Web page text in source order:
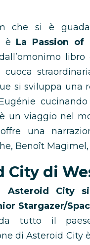
che si è
è La Passion
cuoca
si sviluppa una
un viaggio nel
una
Benoît Magimel,
City di
Asteroid City
Stargazer/
tutto il paese
di Asteroid